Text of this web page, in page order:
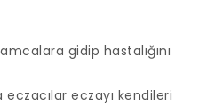
gidip hastalığını
eczayı kendileri